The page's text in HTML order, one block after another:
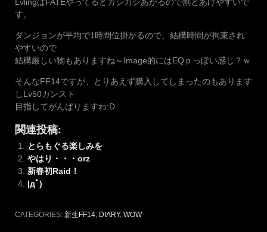
LvlingはFATEやってるとガシガシあがるので割とあげやすいで
す。
ダンジョンが平均で1時間位掛かるので、結構時間が拘束され
やすいので
結構厳しい物もありますね～Image的にはEQｐっぽい感じ？ｗ
そんなFF14ですが、とりあえず購入してしまったのもあります
しLv50カンスト
目指してがんばりますわ:D
関連投稿:
とらもぐる楽しみを
やはり・・・orz
新春初Raid！
|дﾟ)
CATEGORIES: 新生FF14, DIARY, WOW